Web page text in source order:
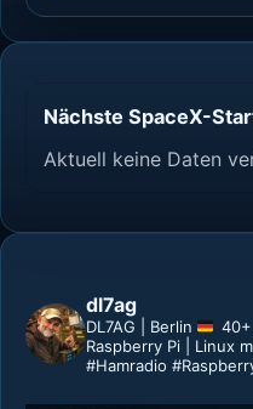
Nächste SpaceX-
Aktuell keine Daten
dl7ag
DL7AG | Berlin
Raspberry Pi | Linux
#Hamradio